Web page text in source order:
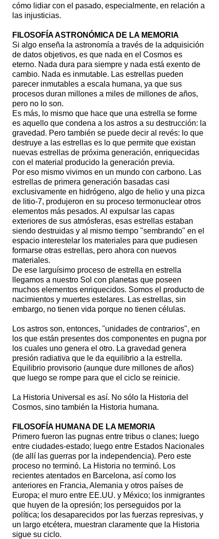
cómo lidiar con el pasado, especialmente, en relación a
las injusticias.
FILOSOFÍA ASTRONÓMICA DE LA MEMORIA
Si algo enseña la astronomía a través de la adquisición
de datos objetivos, es que nada en el Cosmos es
eterno. Nada dura para siempre y nada está exento de
cambio. Nada es inmutable. Las estrellas pueden
parecer inmutables a escala humana, ya que sus
procesos duran millones a miles de millones de años,
pero no lo son.
Es más, lo mismo que hace que una estrella se forme
es aquello que condena a los astros a su destrucción: la
gravedad. Pero también se puede decir al revés: lo que
destruye a las estrellas es lo que permite que existan
nuevas estrellas de próxima generación, enriquecidas
con el material producido la generación previa.
Por eso mismo vivimos en un mundo con carbono. Las
estrellas de primera generación basadas casi
exclusivamente en hidrógeno, algo de helio y una pizca
de litio-7, produjeron en su proceso termonuclear otros
elementos más pesados. Al expulsar las capas
exteriores de sus atmósferas, esas estrellas estaban
siendo destruidas y al mismo tiempo "sembrando" en el
espacio interestelar los materiales para que pudiesen
formarse otras estrellas, pero ahora con nuevos
materiales.
De ese larguísimo proceso de estrella en estrella
llegamos a nuestro Sol con planetas que poseen
muchos elementos enriquecidos. Somos el producto de
nacimientos y muertes estelares. Las estrellas, sin
embargo, no tienen vida porque no tienen células.
Los astros son, entonces, "unidades de contrarios", en
los que están presentes dos componentes en pugna por
los cuales uno genera el otro. La gravedad genera
presión radiativa que le da equilibrio a la estrella.
Equilibrio provisorio (aunque dure millones de años)
que luego se rompe para que el ciclo se reinicie.
La Historia Universal es así. No sólo la Historia del
Cosmos, sino también la Historia humana.
FILOSOFÍA HUMANA DE LA MEMORIA
Primero fueron las pugnas entre tribus o clanes; luego
entre ciudades-estado; luego entre Estados Nacionales
(de allí las guerras por la independencia). Pero este
proceso no terminó. La Historia no terminó. Los
recientes atentados en Barcelona, así como los
anteriores en Francia, Alemania y otros países de
Europa; el muro entre EE.UU. y México; los inmigrantes
que huyen de la opresión; los perseguidos por la
política; los desaparecidos por las fuerzas represivas, y
un largo etcétera, muestran claramente que la Historia
sigue su ciclo.